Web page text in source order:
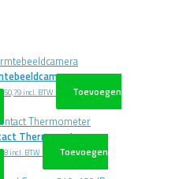
incl. BTW
Toevoegen
Thermometer
incl. BTW
Toevoegen